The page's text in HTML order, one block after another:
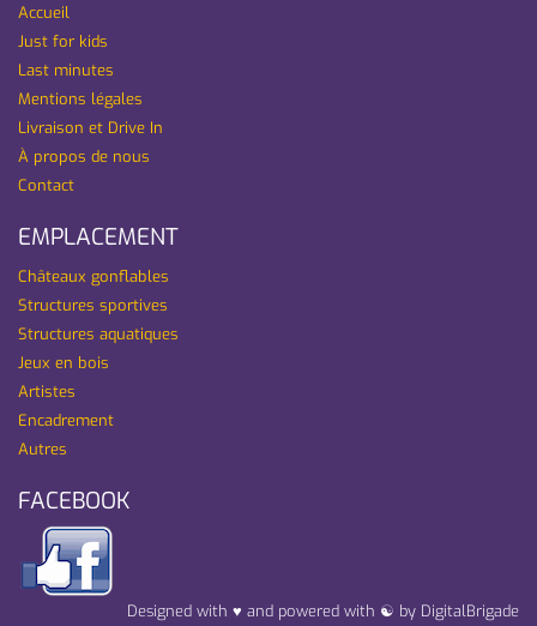
Accueil
Just for kids
Last minutes
Mentions légales
Livraison et Drive In
À propos de nous
Contact
EMPLACEMENT
Châteaux gonflables
Structures sportives
Structures aquatiques
Jeux en bois
Artistes
Encadrement
Autres
FACEBOOK
Designed with ♥ and powered with ☯ by DigitalBrigade